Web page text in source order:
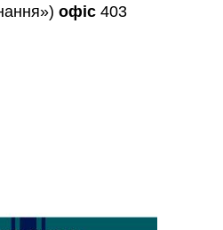
офіс 403